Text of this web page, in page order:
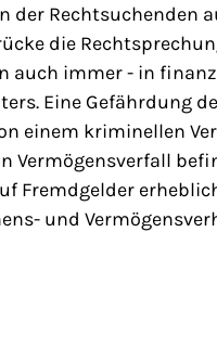
der Rechtsuchenden
die
auch immer - in
Eine Gefährdung
einem kriminellen
Vermögensverfall
Fremdgelder
und